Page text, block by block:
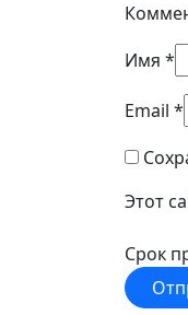
Имя *
Email *
Этот
Срок